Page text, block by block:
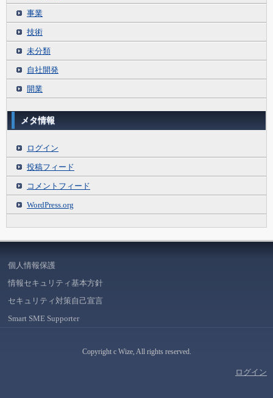
事業
技術
未分類
自社開発
開業
メタ情報
ログイン
投稿フィード
コメントフィード
WordPress.org
個人情報保護
情報セキュリティ基本方針
セキュリティ対策自己宣言
Smart SME Supporter
Copyright c Wize, All rights reserved.
ログイン